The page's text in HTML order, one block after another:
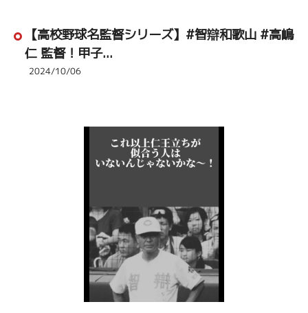
【高校野球名監督シリーズ】#智辯和歌山 #高嶋
仁 監督！甲子...
2024/10/06